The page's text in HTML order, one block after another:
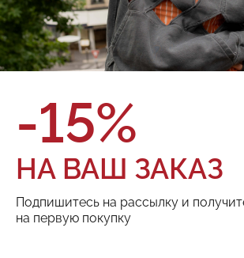
Размер:OneSize
Кол-во:
Поделиться:
РЕКОМЕНДУЕМ
-15%
НА ВАШ ЗАКАЗ
Подпишитесь на рассылку и
на первую покупку